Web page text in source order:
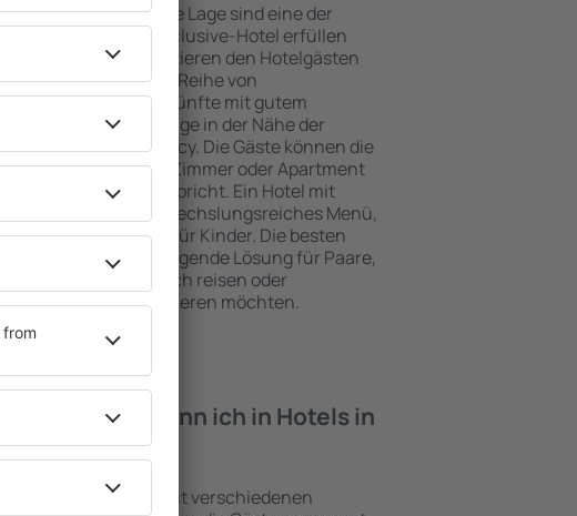
und eine attraktive Lage sind eine der
die ein All-Inclusive-Hotel erfüllen
Hotels in Clefcy garantieren den Hotelgästen
Service und eine Reihe von
Hochwertige Unterkünfte mit gutem
ausgezeichnete Lage in der Nähe der
in Clefcy. Die Gäste können die
nutzen und ein Zimmer oder Apartment
Erwartungen entspricht. Ein Hotel mit
ebenfalls abwechslungsreiches Menü,
und Attraktionen für Kinder. Die besten
sind eine hervorragende Lösung für Paare,
die geschäftlich reisen oder
Mitarbeiter organisieren möchten.
kann ich in Hotels in
sind Einrichtungen mit verschiedenen